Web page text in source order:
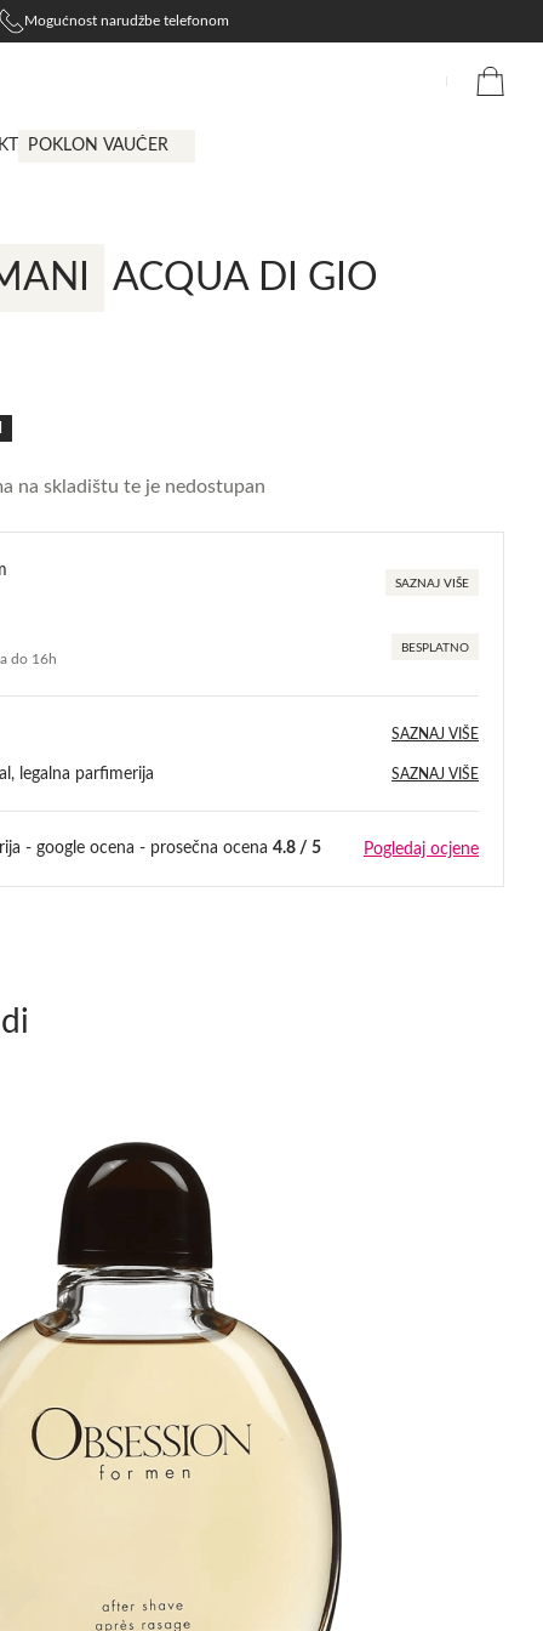
Mogućnost narudžbe telefonom
POKLON VAUČER
ACQUA DI GIO
na skladištu te je nedostupan
SAZNAJ VIŠE
do 16h
BESPLATNO
SAZNAJ VIŠE
legalna parfimerija SAZNAJ VIŠE
- google ocena - prosečna ocena 4.8 / 5 Pogledaj ocjene